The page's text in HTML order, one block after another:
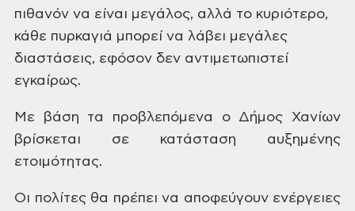
πιθανόν να είναι μεγάλος, αλλά το κυριότερο,
κάθε πυρκαγιά μπορεί να λάβει μεγάλες
διαστάσεις, εφόσον δεν αντιμετωπιστεί
εγκαίρως.
Με βάση τα προβλεπόμενα ο Δήμος Χανίων
βρίσκεται σε κατάσταση αυξημένης
ετοιμότητας.
Οι πολίτες θα πρέπει να αποφεύγουν ενέργειες